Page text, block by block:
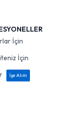
İçin
İçin
İşe Alım